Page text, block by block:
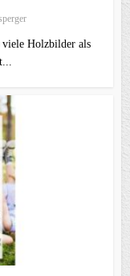
viele Holzbilder als